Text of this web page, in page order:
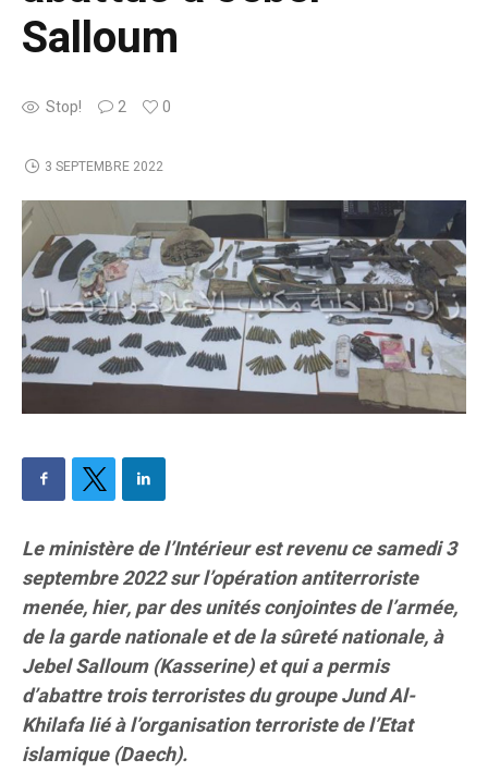
Salloum
Stop! 2 0
3 SEPTEMBRE 2022
Le ministère de l’Intérieur est revenu ce samedi 3
septembre 2022 sur l’opération antiterroriste
menée, hier, par des unités conjointes de l’armée,
de la garde nationale et de la sûreté nationale, à
Jebel Salloum (Kasserine) et qui a permis
d’abattre trois terroristes du groupe Jund Al-
Khilafa lié à l’organisation terroriste de l’Etat
islamique (Daech).